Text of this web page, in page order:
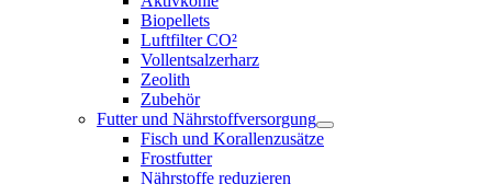
Biopellets
Luftfilter CO²
Vollentsalzerharz
Zeolith
Zubehör
Futter und Nährstoffversorgung
Fisch und Korallenzusätze
Frostfutter
Nährstoffe reduzieren